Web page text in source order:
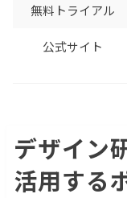
無料トライアル
公式サイト
デザイン
活用する